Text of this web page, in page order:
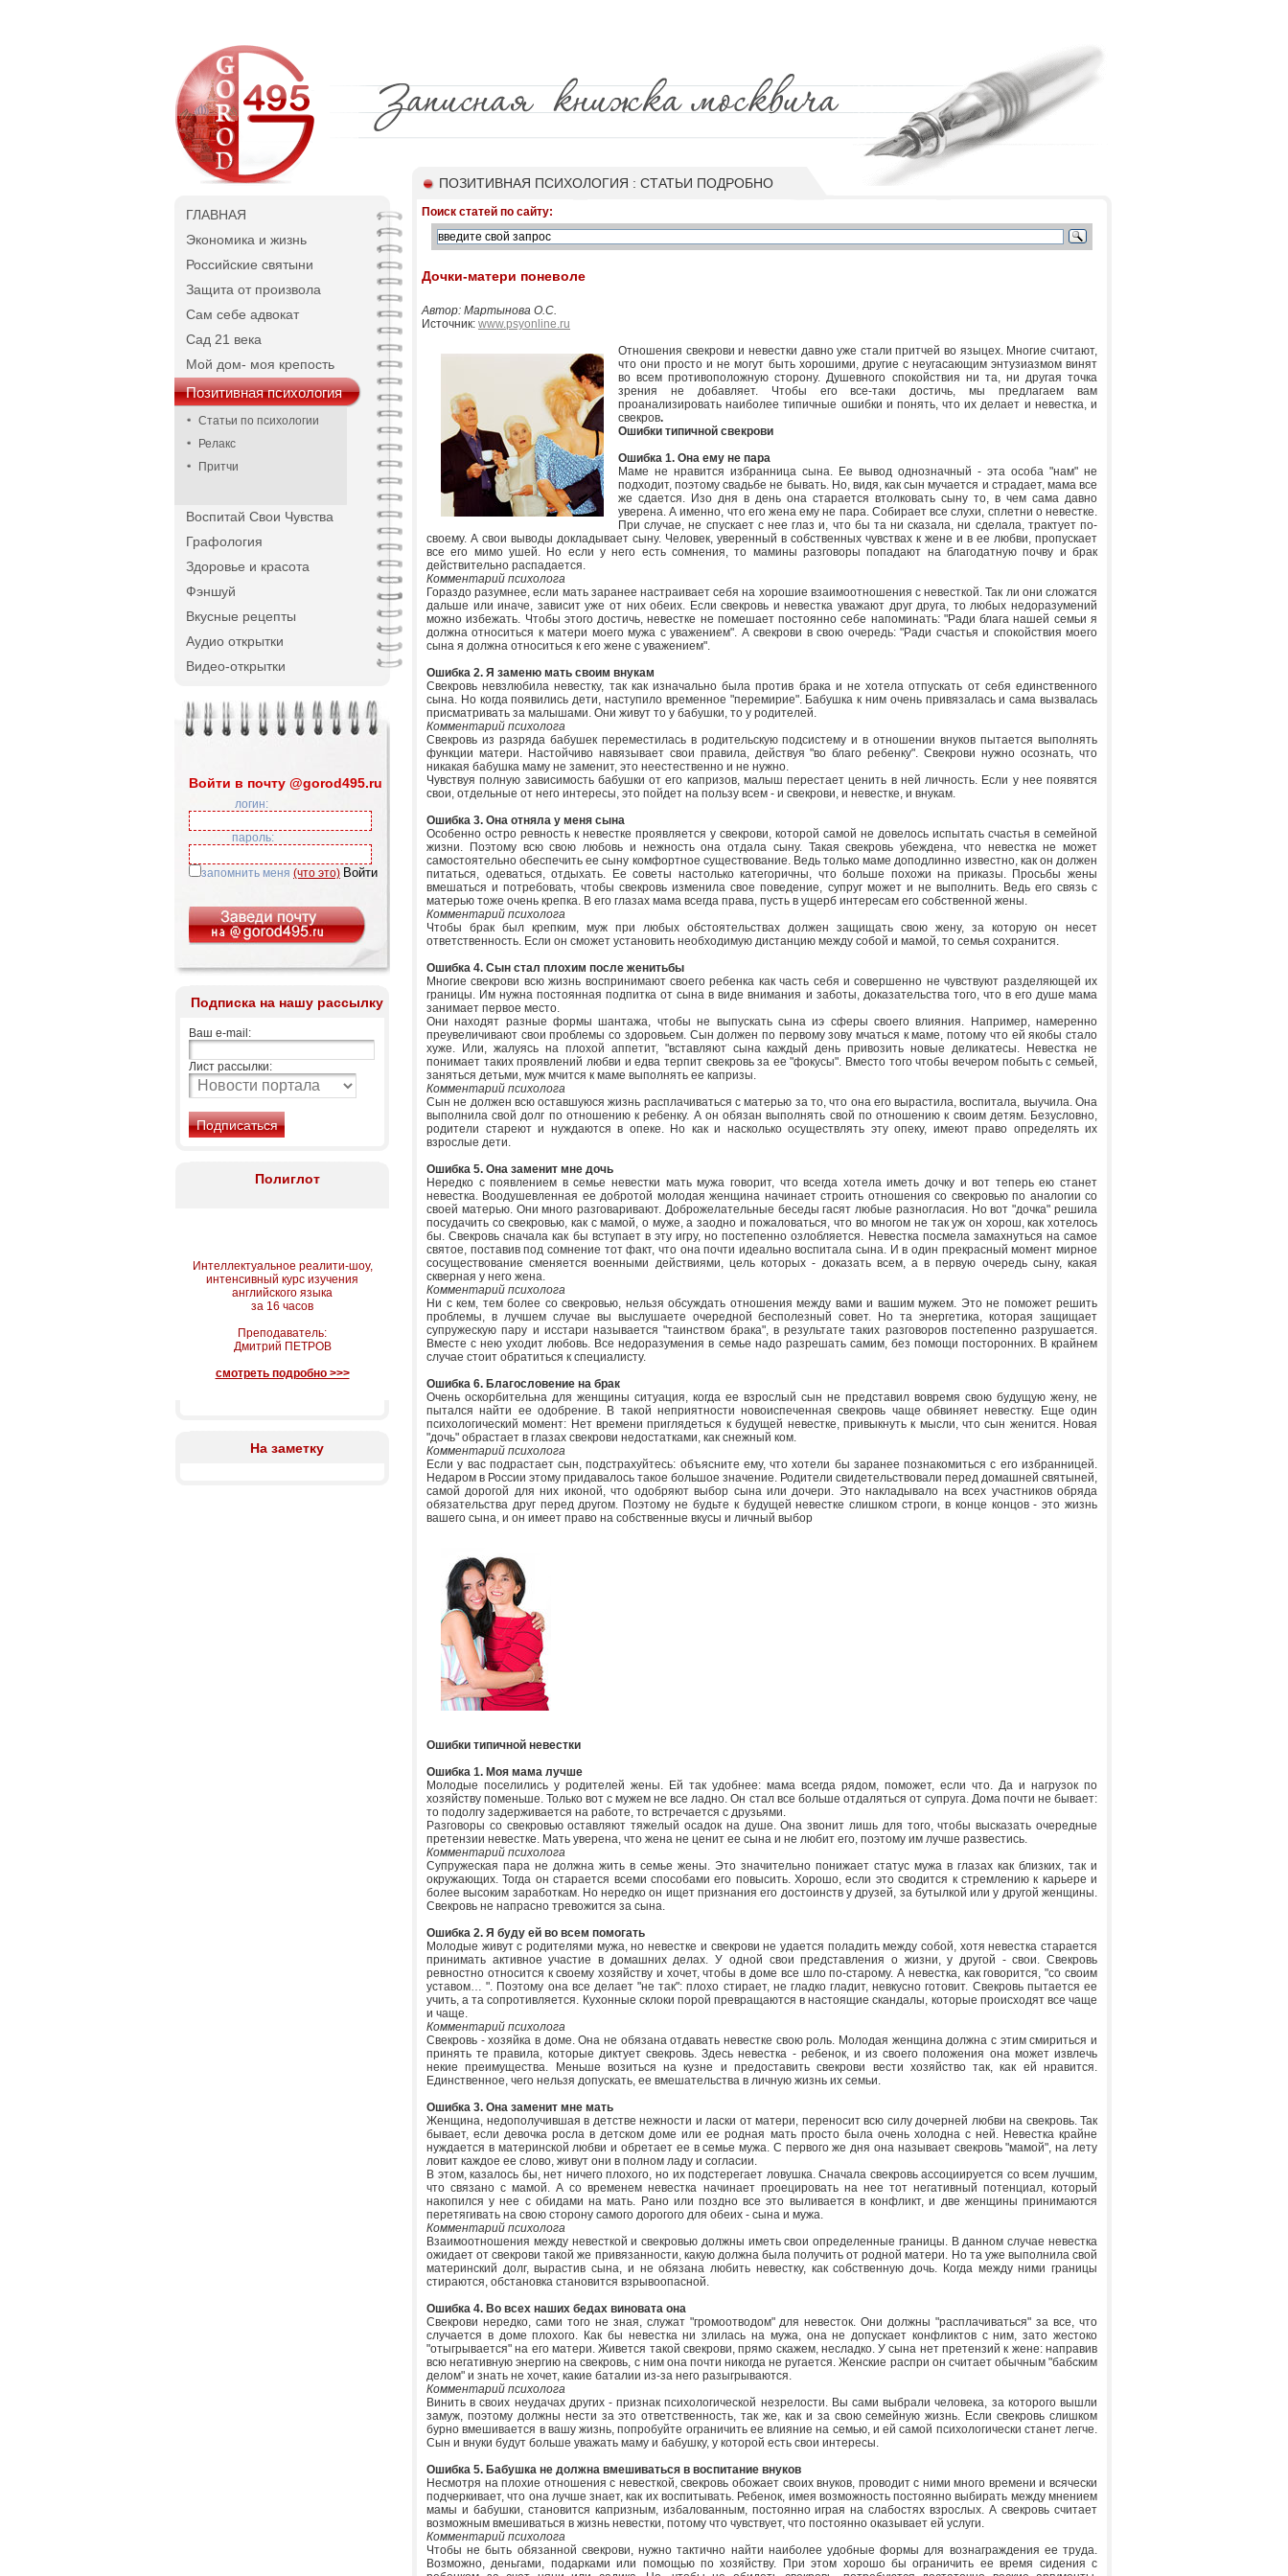
ГЛАВНАЯ
Экономика и жизнь
Российские святыни
Защита от произвола
Сам себе адвокат
Сад 21 века
Мой дом- моя крепость
Позитивная психология
Статьи по психологии
Релакс
Притчи
Воспитай Свои Чувства
Графология
Здоровье и красота
Фэншуй
Вкусные рецепты
Аудио открытки
Видео-открытки
Войти в почту @gorod495.ru
логин:
пароль:
запомнить меня (что это)
Подписка на нашу рассылку
Ваш e-mail:
Лист рассылки:
Полиглот
Интеллектуальное реалити-шоу,
интенсивный курс изучения
английского языка
за 16 часов
Преподаватель:
Дмитрий ПЕТРОВ
смотреть подробно >>>
На заметку
ПОЗИТИВНАЯ ПСИХОЛОГИЯ : СТАТЬИ ПОДРОБНО
Поиск статей по сайту:
Дочки-матери поневоле
Автор: Мартынова О.С.
Источник: www.psyonline.ru
Отношения свекрови и невестки давно уже стали притчей во языцех. Многие считают,
что они просто и не могут быть хорошими, другие с неугасающим энтузиазмом винят
во всем противоположную сторону. Душевного спокойствия ни та, ни другая точка
зрения не добавляет. Чтобы его все-таки достичь, мы предлагаем вам
проанализировать наиболее типичные ошибки и понять, что их делает и невестка, и
свекров.
Ошибки типичной свекрови
Ошибка 1. Она ему не пара
Маме не нравится избранница сына. Ее вывод однозначный - эта особа "нам" не
подходит, поэтому свадьбе не бывать. Но, видя, как сын мучается и страдает, мама все
же сдается. Изо дня в день она старается втолковать сыну то, в чем сама давно
уверена. А именно, что его жена ему не пара. Собирает все слухи, сплетни о невестке.
При случае, не спускает с нее глаз и, что бы та ни сказала, ни сделала, трактует по-
своему. А свои выводы докладывает сыну. Человек, уверенный в собственных чувствах к жене и в ее любви, пропускает
все его мимо ушей. Но если у него есть сомнения, то мамины разговоры попадают на благодатную почву и брак
действительно распадается.
Комментарий психолога
Гораздо разумнее, если мать заранее настраивает себя на хорошие взаимоотношения с невесткой. Так ли они сложатся
дальше или иначе, зависит уже от них обеих. Если свекровь и невестка уважают друг друга, то любых недоразумений
можно избежать. Чтобы этого достичь, невестке не помешает постоянно себе напоминать: "Ради блага нашей семьи я
должна относиться к матери моего мужа с уважением". А свекрови в свою очередь: "Ради счастья и спокойствия моего
сына я должна относиться к его жене с уважением".
Ошибка 2. Я заменю мать своим внукам
Свекровь невзлюбила невестку, так как изначально была против брака и не хотела отпускать от себя единственного
сына. Но когда появились дети, наступило временное "перемирие". Бабушка к ним очень привязалась и сама вызвалась
присматривать за малышами. Они живут то у бабушки, то у родителей.
Комментарий психолога
Свекровь из разряда бабушек переместилась в родительскую подсистему и в отношении внуков пытается выполнять
функции матери. Настойчиво навязывает свои правила, действуя "во благо ребенку". Свекрови нужно осознать, что
никакая бабушка маму не заменит, это неестественно и не нужно.
Чувствуя полную зависимость бабушки от его капризов, малыш перестает ценить в ней личность. Если у нее появятся
свои, отдельные от него интересы, это пойдет на пользу всем - и свекрови, и невестке, и внукам.
Ошибка 3. Она отняла у меня сына
Особенно остро ревность к невестке проявляется у свекрови, которой самой не довелось испытать счастья в семейной
жизни. Поэтому всю свою любовь и нежность она отдала сыну. Такая свекровь убеждена, что невестка не может
самостоятельно обеспечить ее сыну комфортное существование. Ведь только маме доподлинно известно, как он должен
питаться, одеваться, отдыхать. Ее советы настолько категоричны, что больше похожи на приказы. Просьбы жены
вмешаться и потребовать, чтобы свекровь изменила свое поведение, супруг может и не выполнить. Ведь его связь с
матерью тоже очень крепка. В его глазах мама всегда права, пусть в ущерб интересам его собственной жены.
Комментарий психолога
Чтобы брак был крепким, муж при любых обстоятельствах должен защищать свою жену, за которую он несет
ответственность. Если он сможет установить необходимую дистанцию между собой и мамой, то семья сохранится.
Ошибка 4. Сын стал плохим после женитьбы
Многие свекрови всю жизнь воспринимают своего ребенка как часть себя и совершенно не чувствуют разделяющей их
границы. Им нужна постоянная подпитка от сына в виде внимания и заботы, доказательства того, что в его душе мама
занимает первое место.
Они находят разные формы шантажа, чтобы не выпускать сына иэ сферы своего влияния. Например, намеренно
преувеличивают свои проблемы со здоровьем. Сын должен по первому зову мчаться к маме, потому что ей якобы стало
хуже. Или, жалуясь на плохой аппетит, "вставляют сына каждый день привозить новые деликатесы. Невестка не
понимает таких проявлений любви и едва терпит свекровь за ее "фокусы". Вместо того чтобы вечером побыть с семьей,
заняться детьми, муж мчится к маме выполнять ее капризы.
Комментарий психолога
Сын не должен всю оставшуюся жизнь расплачиваться с матерью за то, что она его вырастила, воспитала, выучила. Она
выполнила свой долг по отношению к ребенку. А он обязан выполнять свой по отношению к своим детям. Безусловно,
родители стареют и нуждаются в опеке. Но как и насколько осуществлять эту опеку, имеют право определять их
взрослые дети.
Ошибка 5. Она заменит мне дочь
Нередко с появлением в семье невестки мать мужа говорит, что всегда хотела иметь дочку и вот теперь ею станет
невестка. Воодушевленная ее добротой молодая женщина начинает строить отношения со свекровью по аналогии со
своей матерью. Они много разговаривают. Доброжелательные беседы гасят любые разногласия. Но вот "дочка" решила
посудачить со свекровью, как с мамой, о муже, а заодно и пожаловаться, что во многом не так уж он хорош, как хотелось
бы. Свекровь сначала как бы вступает в эту игру, но постепенно озлобляется. Невестка посмела замахнуться на самое
святое, поставив под сомнение тот факт, что она почти идеально воспитала сына. И в один прекрасный момент мирное
сосуществование сменяется военными действиями, цель которых - доказать всем, а в первую очередь сыну, какая
скверная у него жена.
Комментарий психолога
Ни с кем, тем более со свекровью, нельзя обсуждать отношения между вами и вашим мужем. Это не поможет решить
проблемы, в лучшем случае вы выслушаете очередной бесполезный совет. Но та энергетика, которая защищает
супружескую пару и исстари называется "таинством брака", в результате таких разговоров постепенно разрушается.
Вместе с нею уходит любовь. Все недоразумения в семье надо разрешать самим, без помощи посторонних. В крайнем
случае стоит обратиться к специалисту.
Ошибка 6. Благословение на брак
Очень оскорбительна для женщины ситуация, когда ее взрослый сын не представил вовремя свою будущую жену, не
пытался найти ее одобрение. В такой неприятности новоиспеченная свекровь чаще обвиняет невестку. Еще один
психологический момент: Нет времени приглядеться к будущей невестке, привыкнуть к мысли, что сын женится. Новая
"дочь" обрастает в глазах свекрови недостатками, как снежный ком.
Комментарий психолога
Если у вас подрастает сын, подстрахуйтесь: объясните ему, что хотели бы заранее познакомиться с его избранницей.
Недаром в России этому придавалось такое большое значение. Родители свидетельствовали перед домашней святыней,
самой дорогой для них иконой, что одобряют выбор сына или дочери. Это накладывало на всех участников обряда
обязательства друг перед другом. Поэтому не будьте к будущей невестке слишком строги, в конце концов - это жизнь
вашего сына, и он имеет право на собственные вкусы и личный выбор
Ошибки типичной невестки
Ошибка 1. Моя мама лучше
Молодые поселились у родителей жены. Ей так удобнее: мама всегда рядом, поможет, если что. Да и нагрузок по
хозяйству поменьше. Только вот с мужем не все ладно. Он стал все больше отдаляться от супруга. Дома почти не бывает:
то подолгу задерживается на работе, то встречается с друзьями.
Разговоры со свекровью оставляют тяжелый осадок на душе. Она звонит лишь для того, чтобы высказать очередные
претензии невестке. Мать уверена, что жена не ценит ее сына и не любит его, поэтому им лучше развестись.
Комментарий психолога
Супружеская пара не должна жить в семье жены. Это значительно понижает статус мужа в глазах как близких, так и
окружающих. Тогда он старается всеми способами его повысить. Хорошо, если это сводится к стремлению к карьере и
более высоким заработкам. Но нередко он ищет признания его достоинств у друзей, за бутылкой или у другой женщины.
Свекровь не напрасно тревожится за сына.
Ошибка 2. Я буду ей во всем помогать
Молодые живут с родителями мужа, но невестке и свекрови не удается поладить между собой, хотя невестка старается
принимать активное участие в домашних делах. У одной свои представления о жизни, у другой - свои. Свекровь
ревностно относится к своему хозяйству и хочет, чтобы в доме все шло по-старому. А невестка, как говорится, "со своим
уставом… ". Поэтому она все делает "не так": плохо стирает, не гладко гладит, невкусно готовит. Свекровь пытается ее
учить, а та сопротивляется. Кухонные склоки порой превращаются в настоящие скандалы, которые происходят все чаще
и чаще.
Комментарий психолога
Свекровь - хозяйка в доме. Она не обязана отдавать невестке свою роль. Молодая женщина должна с этим смириться и
принять те правила, которые диктует свекровь. Здесь невестка - ребенок, и из своего положения она может извлечь
некие преимущества. Меньше возиться на кузне и предоставить свекрови вести хозяйство так, как ей нравится.
Единственное, чего нельзя допускать, ее вмешательства в личную жизнь их семьи.
Ошибка 3. Она заменит мне мать
Женщина, недополучившая в детстве нежности и ласки от матери, переносит всю силу дочерней любви на свекровь. Так
бывает, если девочка росла в детском доме или ее родная мать просто была очень холодна с ней. Невестка крайне
нуждается в материнской любви и обретает ее в семье мужа. С первого же дня она называет свекровь "мамой", на лету
ловит каждое ее слово, живут они в полном ладу и согласии.
В этом, казалось бы, нет ничего плохого, но их подстерегает ловушка. Сначала свекровь ассоциируется со всем лучшим,
что связано с мамой. А со временем невестка начинает проецировать на нее тот негативный потенциал, который
накопился у нее с обидами на мать. Рано или поздно все это выливается в конфликт, и две женщины принимаются
перетягивать на свою сторону самого дорогого для обеих - сына и мужа.
Комментарий психолога
Взаимоотношения между невесткой и свекровью должны иметь свои определенные границы. В данном случае невестка
ожидает от свекрови такой же привязанности, какую должна была получить от родной матери. Но та уже выполнила свой
материнский долг, вырастив сына, и не обязана любить невестку, как собственную дочь. Когда между ними границы
стираются, обстановка становится взрывоопасной.
Ошибка 4. Во всех наших бедах виновата она
Свекрови нередко, сами того не зная, служат "громоотводом" для невесток. Они должны "расплачиваться" за все, что
случается в доме плохого. Как бы невестка ни злилась на мужа, она не допускает конфликтов с ним, зато жестоко
"отыгрывается" на его матери. Живется такой свекрови, прямо скажем, несладко. У сына нет претензий к жене: направив
всю негативную энергию на свекровь, с ним она почти никогда не ругается. Женские распри он считает обычным "бабским
делом" и знать не хочет, какие баталии из-за него разыгрываются.
Комментарий психолога
Винить в своих неудачах других - признак психологической незрелости. Вы сами выбрали человека, за которого вышли
замуж, поэтому должны нести за это ответственность, так же, как и за свою семейную жизнь. Если свекровь слишком
бурно вмешивается в вашу жизнь, попробуйте ограничить ее влияние на семью, и ей самой психологически станет легче.
Сын и внуки будут больше уважать маму и бабушку, у которой есть свои интересы.
Ошибка 5. Бабушка не должна вмешиваться в воспитание внуков
Несмотря на плохие отношения с невесткой, свекровь обожает своих внуков, проводит с ними много времени и всячески
подчеркивает, что она лучше знает, как их воспитывать. Ребенок, имея возможность постоянно выбирать между мнением
мамы и бабушки, становится капризным, избалованным, постоянно играя на слабостях взрослых. А свекровь считает
возможным вмешиваться в жизнь невестки, потому что чувствует, что постоянно оказывает ей услуги.
Комментарий психолога
Чтобы не быть обязанной свекрови, нужно тактично найти наиболее удобные формы для вознаграждения ее труда.
Возможно, деньгами, подарками или помощью по хозяйству. При этом хорошо бы ограничить ее время сидения с